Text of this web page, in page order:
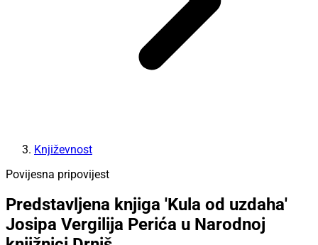
Književnost
Povijesna pripovijest
Predstavljena knjiga 'Kula od uzdaha'
Josipa Vergilija Perića u Narodnoj